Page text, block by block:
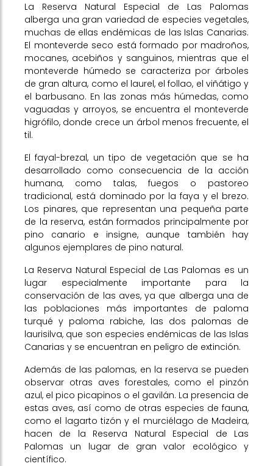
La Reserva Natural Especial de Las Palomas
alberga una gran variedad de especies vegetales,
muchas de ellas endémicas de las Islas Canarias.
El monteverde seco está formado por madroños,
mocanes, acebiños y sanguinos, mientras que el
monteverde húmedo se caracteriza por árboles
de gran altura, como el laurel, el follao, el viñátigo y
el barbusano. En las zonas más húmedas, como
vaguadas y arroyos, se encuentra el monteverde
higrófilo, donde crece un árbol menos frecuente, el
til.
El fayal-brezal, un tipo de vegetación que se ha
desarrollado como consecuencia de la acción
humana, como talas, fuegos o pastoreo
tradicional, está dominado por la faya y el brezo.
Los pinares, que representan una pequeña parte
de la reserva, están formados principalmente por
pino canario e insigne, aunque también hay
algunos ejemplares de pino natural.
La Reserva Natural Especial de Las Palomas es un
lugar especialmente importante para la
conservación de las aves, ya que alberga una de
las poblaciones más importantes de paloma
turqué y paloma rabiche, las dos palomas de
laurisilva, que son especies endémicas de las Islas
Canarias y se encuentran en peligro de extinción.
Además de las palomas, en la reserva se pueden
observar otras aves forestales, como el pinzón
azul, el pico picapinos o el gavilán. La presencia de
estas aves, así como de otras especies de fauna,
como el lagarto tizón y el murciélago de Madeira,
hacen de la Reserva Natural Especial de Las
Palomas un lugar de gran valor ecológico y
científico.